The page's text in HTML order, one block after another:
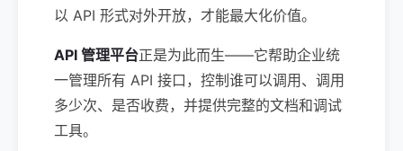
以 API 形式对外开放，才能最大化价值。
API 管理平台正是为此而生——它帮助企业统
一管理所有 API 接口，控制谁可以调用、调用
多少次、是否收费，并提供完整的文档和调试
工具。